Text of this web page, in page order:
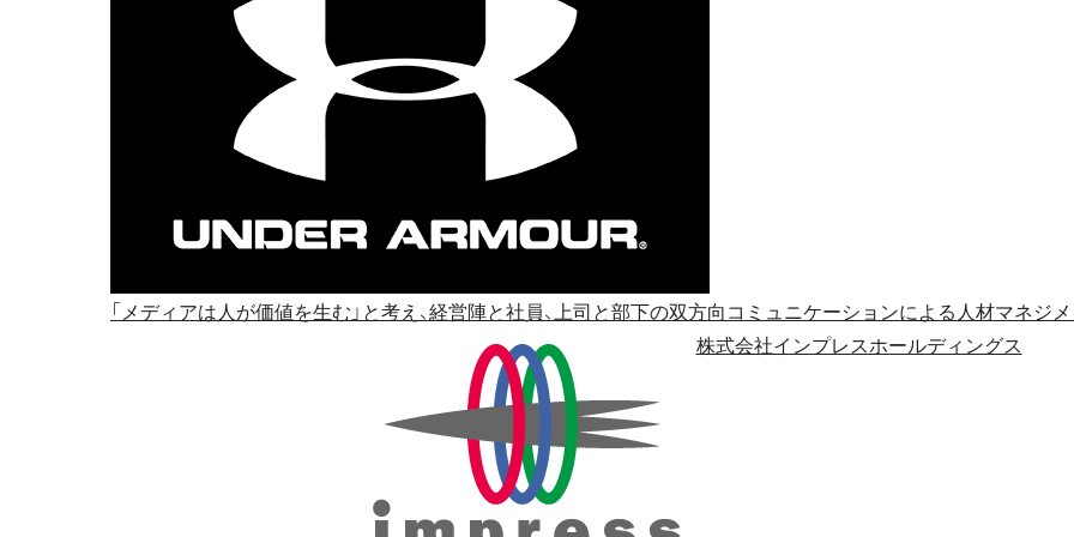
「メディアは人が価値を生む」と考え、経営陣と社員、上司と部下の双方向コミュニケーションによる人材マネジ
株式会社インプレスホールディングス